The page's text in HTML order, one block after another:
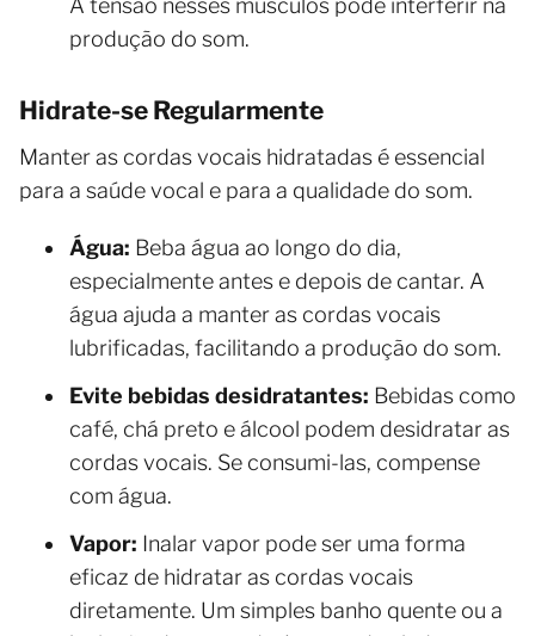
produção do som.
Hidrate-se Regularmente
Manter as cordas vocais hidratadas é essencial
para a saúde vocal e para a qualidade do som.
Água: Beba água ao longo do dia,
especialmente antes e depois de cantar. A
água ajuda a manter as cordas vocais
lubrificadas, facilitando a produção do som.
Evite bebidas desidratantes: Bebidas como
café, chá preto e álcool podem desidratar as
cordas vocais. Se consumi-las, compense
com água.
Vapor: Inalar vapor pode ser uma forma
eficaz de hidratar as cordas vocais
diretamente. Um simples banho quente ou a